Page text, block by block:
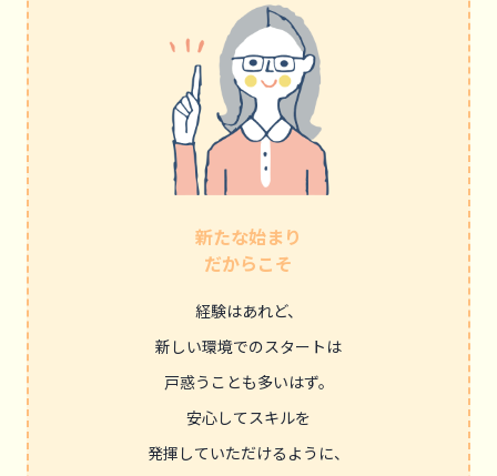
新たな始まり
だからこそ
経験はあれど、
新しい環境でのスタートは
戸惑うことも多いはず。
安心してスキルを
発揮していただけるように、